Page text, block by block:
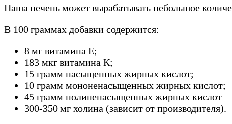
Наша печень может вырабатывать небольшое
В 100 граммах добавки содержится:
8 мг витамина Е;
183 мкг витамина К;
15 грамм насыщенных жирных кислот;
10 грамм мононенасыщенных жирных кислот;
45 грамм полиненасыщенных жирных кислот
300-350 мг холина (зависит от производителя).